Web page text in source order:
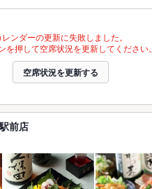
レンダーの更新に失敗しました。
を押して空席状況を更新してください。
空席状況を更新する
前店